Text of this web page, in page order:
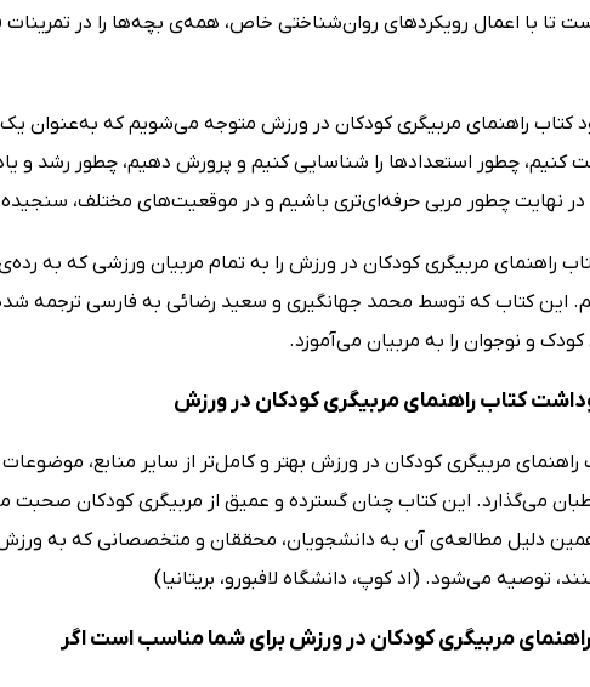
تا با اعمال رویکردهای روان‌شناختی خاص، همه‌ی بچه‌ها را در تمرینات
کتاب راهنمای مربیگری کودکان در ورزش متوجه می‌شویم که به‌عنوان
کنیم، چطور استعدادها را شناسایی کنیم و پرورش دهیم، چطور رشد و
در نهایت چطور مربی حرفه‌ای‌تری باشیم و در موقعیت‌های مختلف،
راهنمای مربیگری کودکان در ورزش را به تمام مربیان ورزشی که به
این کتاب که توسط محمد جهانگیری و سعید رضائی به فارسی ترجمه
و نوجوان را به مربیان می‌آموزد.
کتاب راهنمای مربیگری کودکان در ورزش
راهنمای مربیگری کودکان در ورزش بهتر و کامل‌تر از سایر منابع، موضوعات
می‌گذارد. این کتاب چنان گسترده و عمیق از مربیگری کودکان
دلیل مطالعه‌ی آن به دانشجویان، محققان و متخصصانی که به ورزش
توصیه می‌شود. (اد کوپ، دانشگاه لافبورو، بریتانیا)
مربیگری کودکان در ورزش برای شما مناسب است اگر